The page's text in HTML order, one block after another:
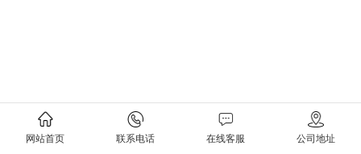
网站首页 联系电话 在线客服 公司地址